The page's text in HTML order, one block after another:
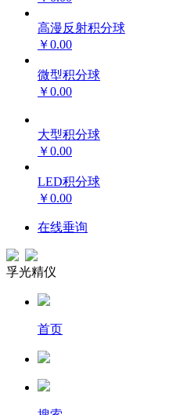
高漫反射积分球
￥0.00
微型积分球
￥0.00
大型积分球
￥0.00
LED积分球
￥0.00
在线垂询
孚光精仪
首页